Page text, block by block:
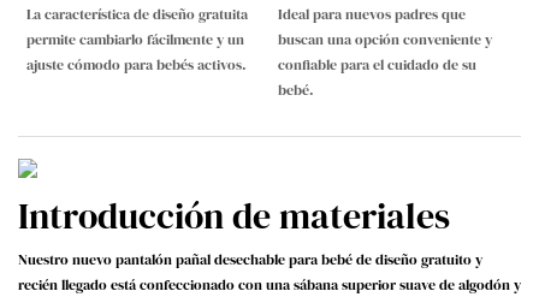
La característica de diseño gratuita
permite cambiarlo fácilmente y un
ajuste cómodo para bebés activos.
Ideal para nuevos padres que
buscan una opción conveniente y
confiable para el cuidado de su
bebé.
Introducción de materiales
Nuestro nuevo pantalón pañal desechable para bebé de diseño gratuito y
recién llegado está confeccionado con una sábana superior suave de algodón y